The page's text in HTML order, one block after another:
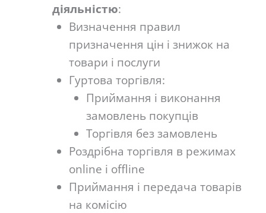
діяльністю:
Визначення правил
призначення цін і знижок на
товари і послуги
Гуртова торгівля:
Приймання і виконання
замовлень покупців
Торгівля без замовлень
Роздрібна торгівля в режимах
online і offline
Приймання і передача товарів
на комісію